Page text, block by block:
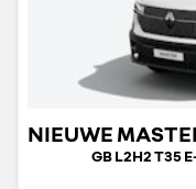
GB L2H2 T35